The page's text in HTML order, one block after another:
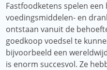
Fastfoodketens spelen
voedingsmiddelen- en
ontstaan ​​vanuit de
goedkoop voedsel te
bijvoorbeeld een
is enorm succesvol. Ze